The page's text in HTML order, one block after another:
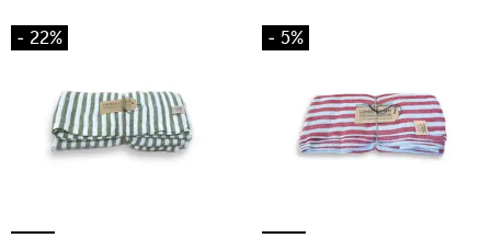
- 22% - 5%